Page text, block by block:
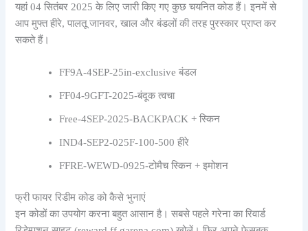
यहां 04 सितंबर 2025 के लिए जारी किए गए कुछ चयनित कोड हैं। इनमें से
आप मुफ्त हीरे, पालतू जानवर, खाल और बंडलों की तरह पुरस्कार प्राप्त कर
सकते हैं।
FF9A-4SEP-25in-exclusive बंडल
FF04-9GFT-2025-बंदूक त्वचा
Free-4SEP-2025-BACKPACK + स्किन
IND4-SEP2-025F-100-500 हीरे
FFRE-WEWD-0925-टोमैच स्किन + इमोशन
फ्री फायर रिडीम कोड को कैसे भुनाएं
इन कोडों का उपयोग करना बहुत आसान है। सबसे पहले गरेना का रिवार्ड